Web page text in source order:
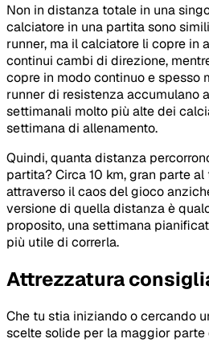
Non in distanza totale in una
calciatore in una partita sono
runner, ma il calciatore li copre in
continui cambi di direzione,
copre in modo continuo e spesso
runner di resistenza accumulano
settimanali molto più alte dei
settimana di allenamento.
Quindi, quanta distanza
partita? Circa 10 km, gran parte
attraverso il caos del gioco
versione di quella distanza è
proposito, una settimana
più utile di correrla.
Attrezzatura
Che tu stia iniziando o cercando
scelte solide per la maggior parte